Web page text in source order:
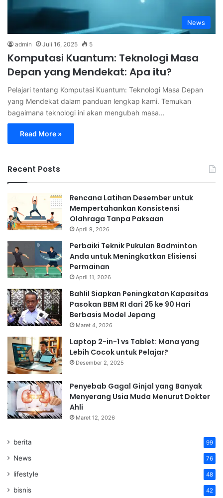
News
admin Juli 16, 2025 5
Komputasi Kuantum: Teknologi Masa
Depan yang Mendekat: Apa itu?
Pelajari tentang Komputasi Kuantum: Teknologi Masa Depan
yang Mendekat dalam panduan lengkap kami. Temukan
bagaimana teknologi ini akan mengubah masa…
Read More »
Recent Posts
Rencana Latihan Desember untuk
Mempertahankan Konsistensi
Olahraga Tanpa Paksaan
April 9, 2026
Perbaiki Teknik Pukulan Badminton
Anda untuk Meningkatkan Efisiensi
Permainan
April 11, 2026
Bahlil Siapkan Peningkatan Kapasitas
Pasokan BBM RI dari 25 ke 90 Hari
Berbasis Model Jepang
Maret 4, 2026
Laptop 2-in-1 vs Tablet: Mana yang
Lebih Cocok untuk Pelajar?
Desember 2, 2025
Penyebab Gagal Ginjal yang Banyak
Menyerang Usia Muda Menurut Dokter
Ahli
Maret 12, 2026
berita 99
News 76
lifestyle 48
bisnis 42